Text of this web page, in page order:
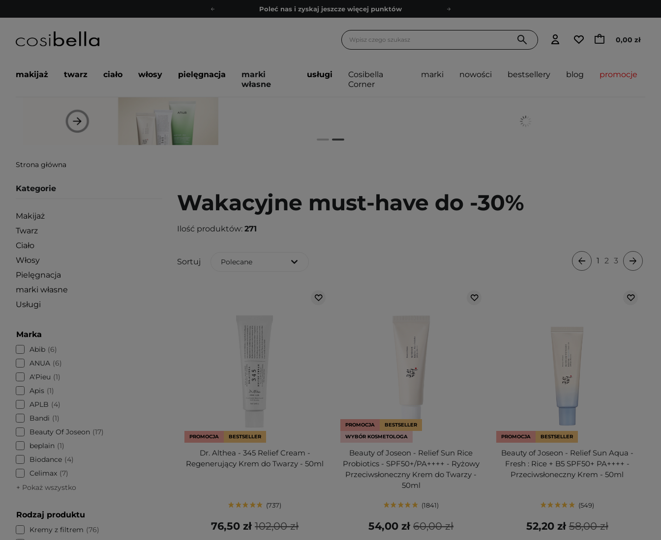
Poleć nas i zyskaj jeszcze więcej punktów
Bezpłatne konsultacje kosmetologiczne
Poleć nas i zyskaj jeszcze więcej punktów
0,00 zł
makijaż twarz ciało włosy pielęgnacja
marki
własne
usługi
Cosibella
Corner
marki nowości bestsellery blog promocje
Strona główna
Kategorie
Makijaż
Twarz
Ciało
Włosy
Pielęgnacja
marki własne
Usługi
Marka
Abib
6
ANUA
6
A'Pieu
1
Apis 1
APLB
4
Bandi
1
Beauty Of Joseon
17
beplain
1
Biodance
4
Celimax 7
+ Pokaż wszystko
Rodzaj produktu
Kremy z filtrem
76
Wakacyjne must-have do -30%
Ilość produktów: 271
Sortuj Polecane 1 2 3
PROMOCJA BESTSELLER
Dr. Althea - 345 Relief Cream -
Regenerujący Krem do Twarzy - 50ml
737
102,00 zł
76,50 zł
PROMOCJA
BESTSELLER
WYBÓR KOSMETOLOGA
Beauty of Joseon - Relief Sun Rice
Probiotics - SPF50+/PA++++ - Ryżowy
Przeciwsłoneczny Krem do Twarzy -
50ml
1841
60,00 zł
54,00 zł
PROMOCJA BESTSELLER
Beauty of Joseon - Relief Sun Aqua -
Fresh : Rice + B5 SPF50+ PA++++ -
Przeciwsłoneczny Krem - 50ml
549
58,00 zł
52,20 zł